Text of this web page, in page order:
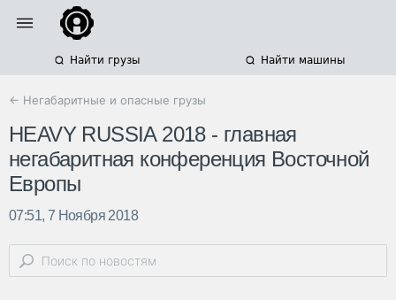
Найти грузы Найти машины
← Негабаритные и опасные грузы
HEAVY RUSSIA 2018 - главная
негабаритная конференция Восточной
Европы
07:51, 7 Ноября 2018